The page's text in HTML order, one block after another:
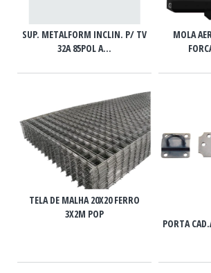
SUP. METALFORM INCLIN. P/ TV
32A 85POL A...
MOLA
TELA DE MALHA 20X20 FERRO
3X2M POP
PORTA